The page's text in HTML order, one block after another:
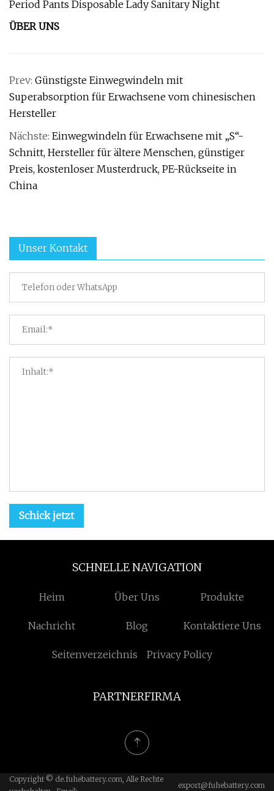
ÜBER UNS
Prev: Günstigste Einwegwindeln mit
Superabsorption für Erwachsene vom chinesischen
Hersteller
Nächste: Einwegwindeln für Erwachsene mit „S“-
Schnitt, Hersteller für ältere Menschen, günstiger
Preis, kostenloser Musterdruck, PE-Rückseite in
China
Unser Kontakt
Schick jetzt
SCHNELLE NAVIGATION
Heim Über Uns Produkte
Nachricht Blog Kontaktiere Uns
Seitenverzeichnis Privacy Policy
PARTNERFIRMA
Copyright © de.fuhebattery.com, Alle Rechte
export@fuhebattery.com